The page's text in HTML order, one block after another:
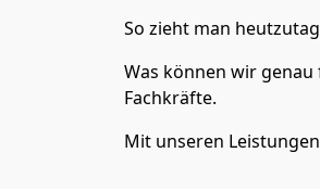
So zieht man
Was können wir
Fachkräfte.
Mit unseren